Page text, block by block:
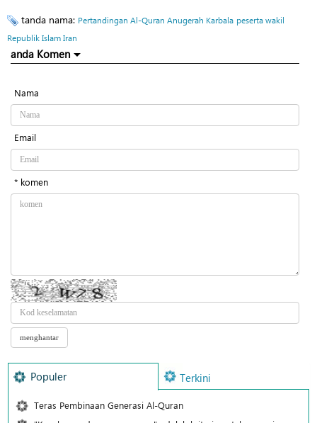
tanda nama: Pertandingan Al-Quran Anugerah Karbala peserta wakil
Republik Islam Iran
anda Komen
Nama
Email
* komen
Populer Terkini
Teras Pembinaan Generasi Al-Quran